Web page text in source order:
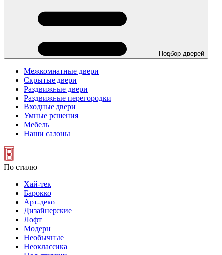
Подбор дверей
Межкомнатные двери
Скрытые двери
Раздвижные двери
Раздвижные перегородки
Входные двери
Умные решения
Мебель
Наши салоны
По стилю
Хай-тек
Барокко
Арт-деко
Дизайнерские
Лофт
Модерн
Необычные
Неоклассика